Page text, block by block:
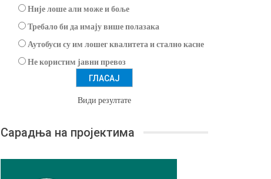
Није лоше али може и боље
Требало би да имају више полазака
Аутобуси су им лошег квалитета и стално касне
Не користим јавни превоз
Види резултате
Сарадња на пројектима